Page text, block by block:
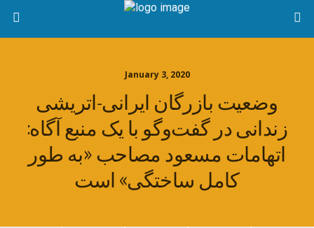
January 3, 2020
وضعیت بازرگان ایرانی-اتریشی
زندانی در گفت‌وگو با یک منبع آگاه:
اتهامات مسعود مصاحب «به طور
کامل ساختگی» است